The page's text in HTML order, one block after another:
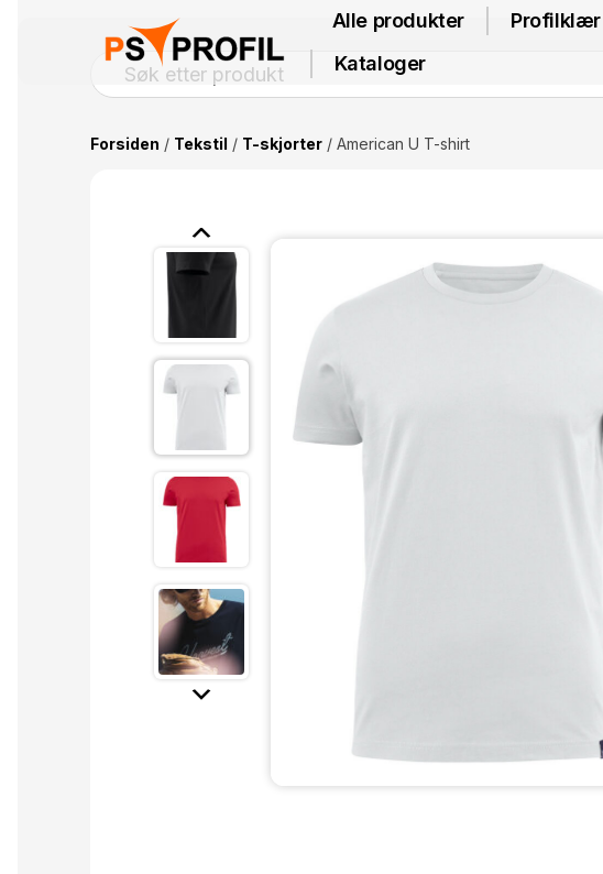
Alle produkter Profilklær
Kataloger
Forsiden / Tekstil / T-skjorter/ American U T-shirt